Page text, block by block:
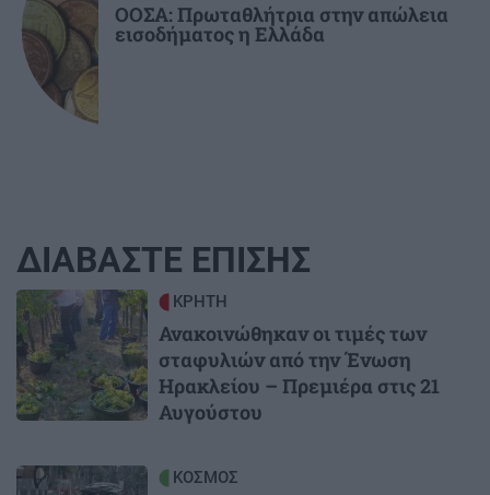
ΟΟΣΑ: Πρωταθλήτρια στην απώλεια
εισοδήματος η Ελλάδα
ΔΙΑΒΑΣΤΕ ΕΠΙΣΗΣ
Image ΚΡΗΤΗ
Ανακοινώθηκαν οι τιμές των
σταφυλιών από την Ένωση
Ηρακλείου – Πρεμιέρα στις 21
Αυγούστου
Image ΚΟΣΜΟΣ